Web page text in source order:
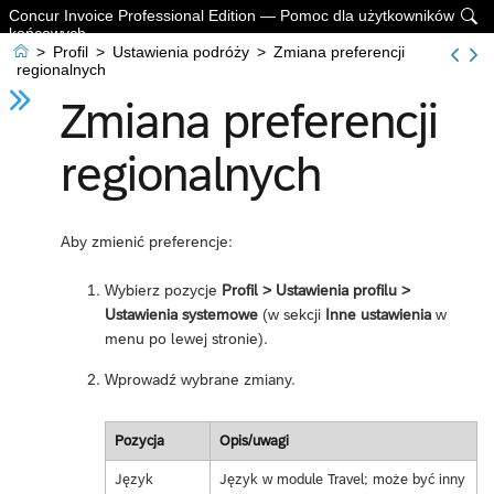

Concur Invoice Professional Edition — Pomoc dla użytkowników
końcowych
 > Profil > Ustawienia podróży > Zmiana preferencji
regionalnych
Zmiana preferencji
regionalnych
Aby zmienić preferencje:
Wybierz pozycje Profil > Ustawienia profilu >
Ustawienia systemowe (w sekcji Inne ustawienia w
menu po lewej stronie).
Wprowadź wybrane zmiany.
Pozycja Opis/uwagi
Język
Język w module Travel; może być inny